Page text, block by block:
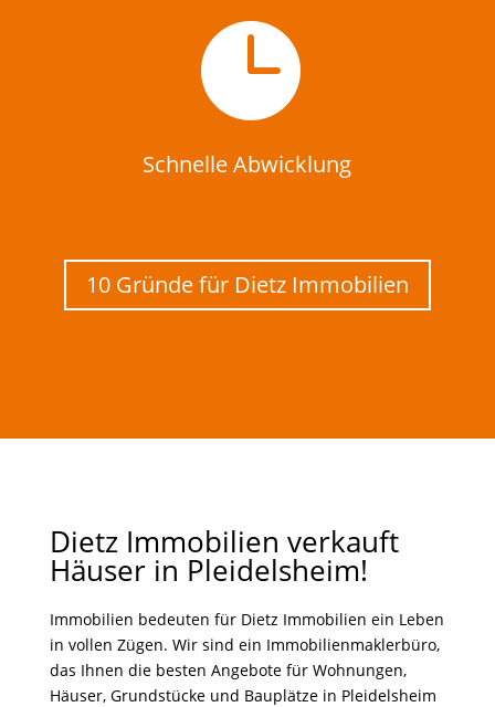

Schnelle Abwicklung
10 Gründe für Dietz Immobilien
Dietz Immobilien verkauft
Häuser in Pleidelsheim!
Immobilien bedeuten für Dietz Immobilien ein Leben
in vollen Zügen. Wir sind ein Immobilienmaklerbüro,
das Ihnen die besten Angebote für Wohnungen,
Häuser, Grundstücke und Bauplätze in Pleidelsheim